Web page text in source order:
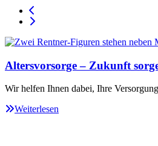
Altersvorsorge – Zukunft
Wir helfen Ihnen dabei, Ihre
Weiterlesen